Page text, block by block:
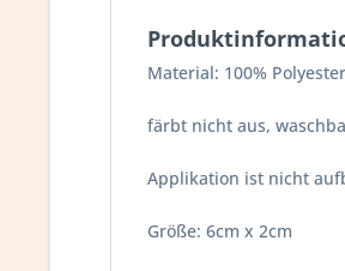
Material: 100% Polyester
färbt nicht aus,
Applikation ist nicht
Größe: 6cm x 2cm